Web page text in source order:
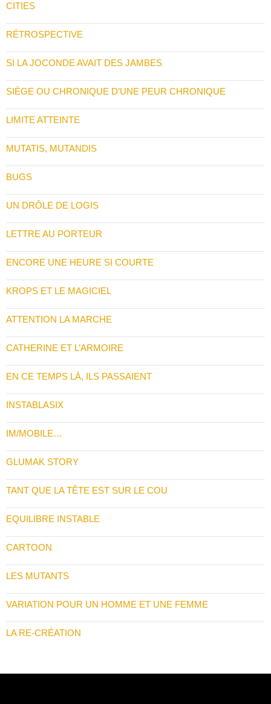
CITIES
RÉTROSPECTIVE
SI LA JOCONDE AVAIT DES JAMBES
SIÈGE OU CHRONIQUE D’UNE PEUR CHRONIQUE
LIMITE ATTEINTE
MUTATIS, MUTANDIS
BUGS
UN DRÔLE DE LOGIS
LETTRE AU PORTEUR
ENCORE UNE HEURE SI COURTE
KROPS ET LE MAGICIEL
ATTENTION LA MARCHE
CATHERINE ET L’ARMOIRE
EN CE TEMPS LÀ, ILS PASSAIENT
INSTABLASIX
IM/MOBILE…
GLUMAK STORY
TANT QUE LA TÊTE EST SUR LE COU
EQUILIBRE INSTABLE
CARTOON
LES MUTANTS
VARIATION POUR UN HOMME ET UNE FEMME
LA RE-CRÉATION